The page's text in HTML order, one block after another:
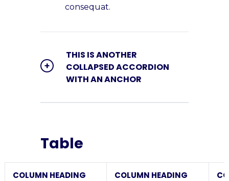
consequat.
THIS IS ANOTHER
COLLAPSED ACCORDION
WITH AN ANCHOR
Table
COLUMN HEADING COLUMN HEADING